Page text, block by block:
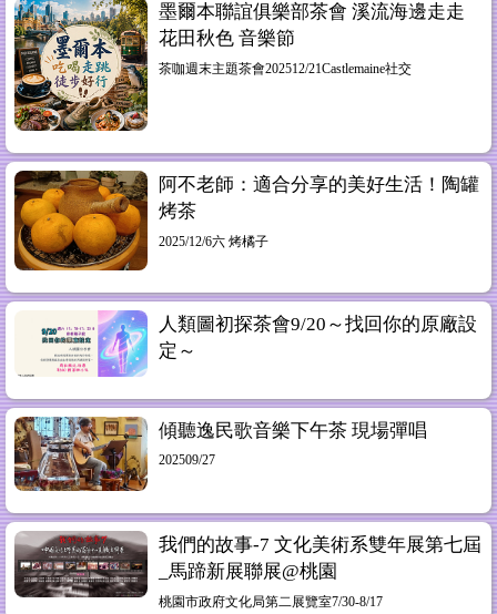
墨爾本聯誼俱樂部茶會 溪流海邊走走
花田秋色 音樂節
茶咖週末主題茶會202512/21Castlemaine社交
阿不老師：適合分享的美好生活！陶罐
烤茶
2025/12/6六 烤橘子
人類圖初探茶會9/20～找回你的原廠設
定～
傾聽逸民歌音樂下午茶 現場彈唱
202509/27
我們的故事-7 文化美術系雙年展第七屆
_馬蹄新展聯展@桃園
桃園市政府文化局第二展覽室7/30-8/17